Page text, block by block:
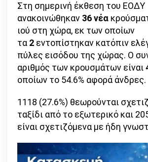
Στη σημερινή έκθεση του ΕΟΔΥ
ανακοινώθηκαν 36 νέα
ιού στη χώρα, εκ των οποίων
τα2 εντοπίστηκαν κατόπιν
πύλες εισόδου της χώρας. Ο
αριθμός των κρουσμάτων είναι
οποίων το 54.6% αφορά άνδρες.
1118 (27.6%) θεωρούνται
ταξίδι από το εξωτερικό και
είναι σχετιζόμενα με ήδη